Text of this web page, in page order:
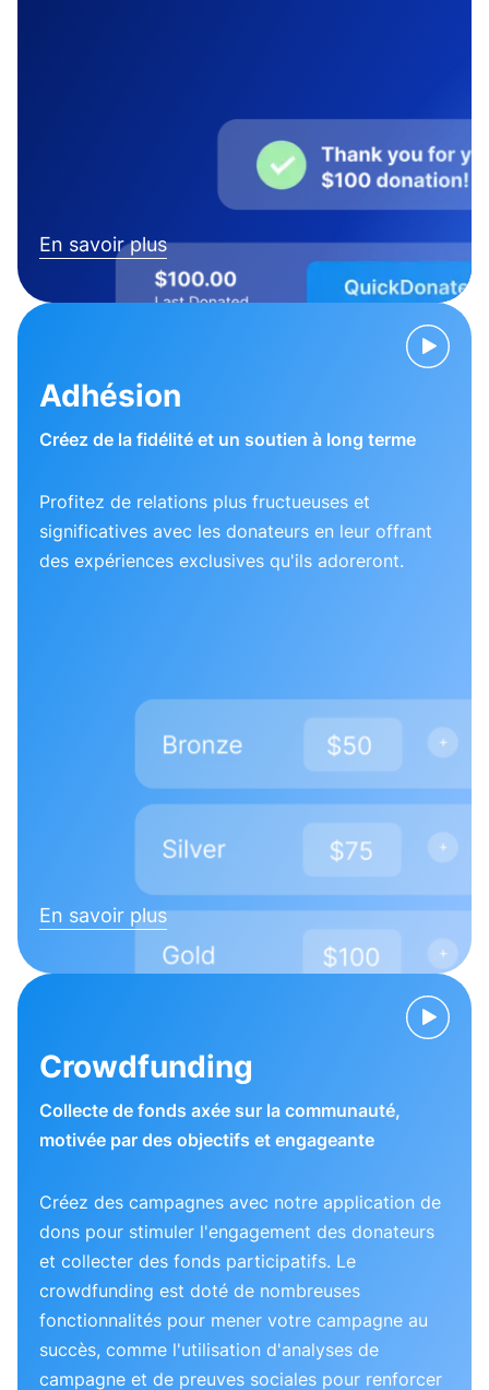
En savoir plus
Adhésion
Créez de la fidélité et un soutien à long terme
Profitez de relations plus fructueuses et
significatives avec les donateurs en leur offrant
des expériences exclusives qu'ils adoreront.
En savoir plus
Crowdfunding
Collecte de fonds axée sur la communauté,
motivée par des objectifs et engageante
Créez des campagnes avec notre application de
dons pour stimuler l'engagement des donateurs
et collecter des fonds participatifs. Le
crowdfunding est doté de nombreuses
fonctionnalités pour mener votre campagne au
succès, comme l'utilisation d'analyses de
campagne et de preuves sociales pour renforcer